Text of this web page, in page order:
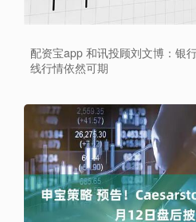
配资宝app 和讯投顾刘文博：银
线行情依然可期